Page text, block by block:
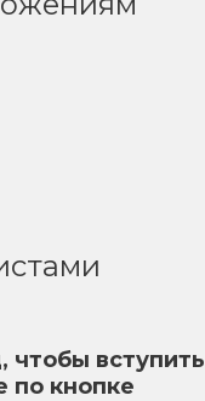
чтобы вступить
по кнопке